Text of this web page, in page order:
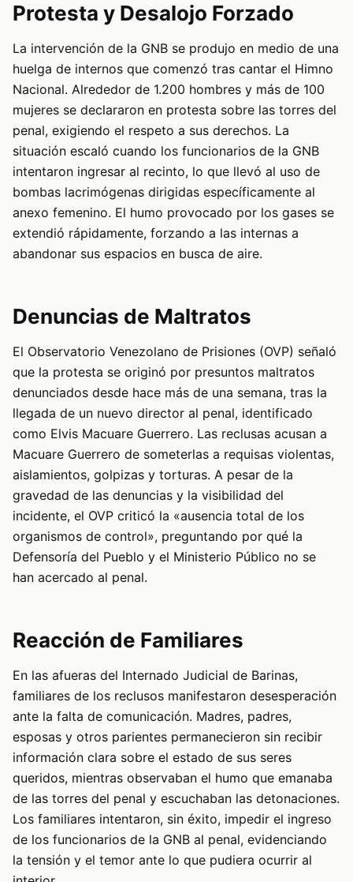
Protesta y Desalojo Forzado
La intervención de la GNB se produjo en medio de una
huelga de internos que comenzó tras cantar el Himno
Nacional. Alrededor de 1.200 hombres y más de 100
mujeres se declararon en protesta sobre las torres del
penal, exigiendo el respeto a sus derechos. La
situación escaló cuando los funcionarios de la GNB
intentaron ingresar al recinto, lo que llevó al uso de
bombas lacrimógenas dirigidas específicamente al
anexo femenino. El humo provocado por los gases se
extendió rápidamente, forzando a las internas a
abandonar sus espacios en busca de aire.
Denuncias de Maltratos
El Observatorio Venezolano de Prisiones (OVP) señaló
que la protesta se originó por presuntos maltratos
denunciados desde hace más de una semana, tras la
llegada de un nuevo director al penal, identificado
como Elvis Macuare Guerrero. Las reclusas acusan a
Macuare Guerrero de someterlas a requisas violentas,
aislamientos, golpizas y torturas. A pesar de la
gravedad de las denuncias y la visibilidad del
incidente, el OVP criticó la «ausencia total de los
organismos de control», preguntando por qué la
Defensoría del Pueblo y el Ministerio Público no se
han acercado al penal.
Reacción de Familiares
En las afueras del Internado Judicial de Barinas,
familiares de los reclusos manifestaron desesperación
ante la falta de comunicación. Madres, padres,
esposas y otros parientes permanecieron sin recibir
información clara sobre el estado de sus seres
queridos, mientras observaban el humo que emanaba
de las torres del penal y escuchaban las detonaciones.
Los familiares intentaron, sin éxito, impedir el ingreso
de los funcionarios de la GNB al penal, evidenciando
la tensión y el temor ante lo que pudiera ocurrir al